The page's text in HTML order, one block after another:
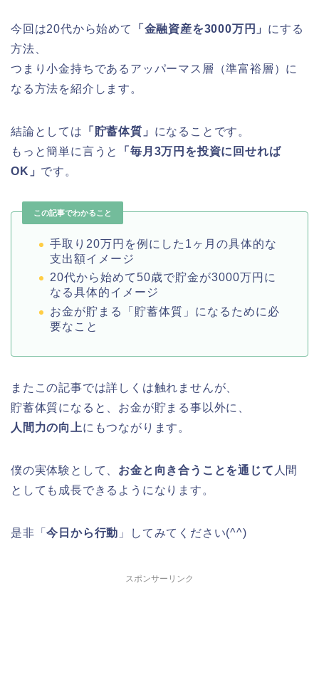
今回は20代から始めて 「金融資産を3000万円」 にする
方法、
つまり小金持ちであるアッパーマス層（準富裕層）に
なる方法を紹介します。
結論としては 「貯蓄体質」 になることです。
もっと簡単に言うと
「毎月3万円を投資に回せれば
OK」 です。
この記事でわかること
手取り20万円を例にした1ヶ月の具体的な
支出額イメージ
20代から始めて50歳で貯金が3000万円に
なる具体的イメージ
お金が貯まる「貯蓄体質」になるために必
要なこと
またこの記事では詳しくは触れませんが、
貯蓄体質になると、お金が貯まる事以外に、
人間力の向上にもつながります。
僕の実体験として、 お金と向き合うことを通じて 人間
としても成長できるようになります。
是非「今日から行動 」してみてください(^^)
スポンサーリンク